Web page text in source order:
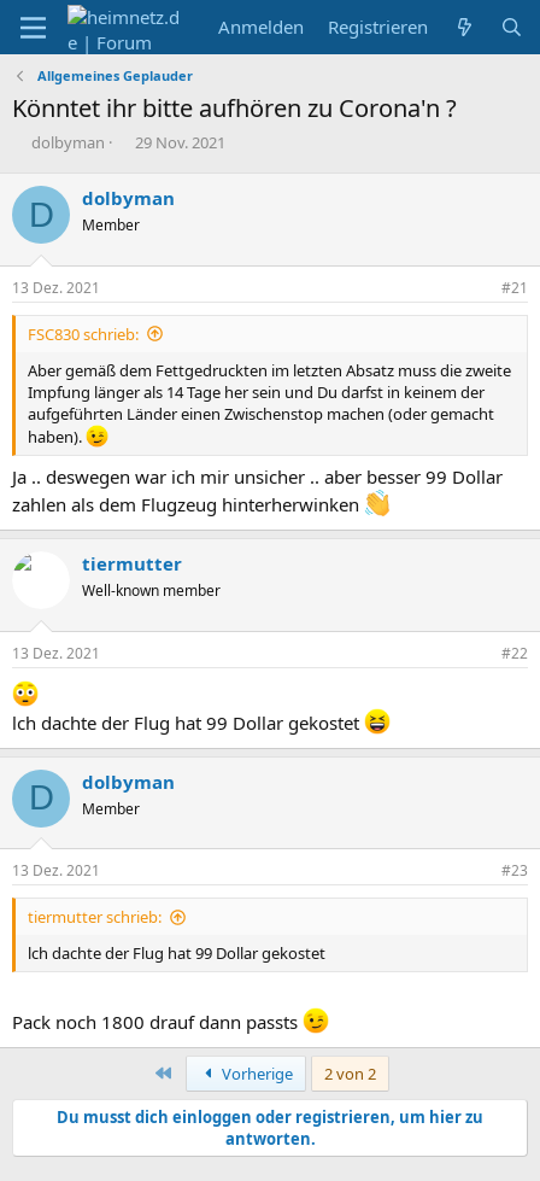
Anmelden Registrieren
Allgemeines Geplauder
Könntet ihr bitte aufhören zu Corona'n ?
E
s
t
e
l
l
e
r
dolbyman
E
t
e
l
a
m
29 Nov. 2021
D dolbyman
Member
13 Dez. 2021 #21
FSC830 schrieb:
Aber gemäß dem Fettgedruckten im letzten Absatz muss die zweite
Impfung länger als 14 Tage her sein und Du darfst in keinem der
aufgeführten Länder einen Zwischenstop machen (oder gemacht
haben).
Ja .. deswegen war ich mir unsicher .. aber besser 99 Dollar
zahlen als dem Flugzeug hinterherwinken
tiermutter
Well-known member
13 Dez. 2021 #22
lch dachte der Flug hat 99 Dollar gekostet
D dolbyman
Member
13 Dez. 2021 #23
tiermutter schrieb:
lch dachte der Flug hat 99 Dollar gekostet
Pack noch 1800 drauf dann passts
Erste Vorherige
2 von 2
Du musst dich einloggen oder registrieren, um hier zu
antworten.